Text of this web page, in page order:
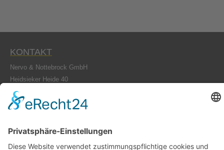
KONTAKT
Nervo & Nottebrock GmbH
Heidsieker Heide 40
33739 Bielefeld
Telefon: 05206 / 9121 - 0
E-Mail:
info@nervo-nottebrock.de